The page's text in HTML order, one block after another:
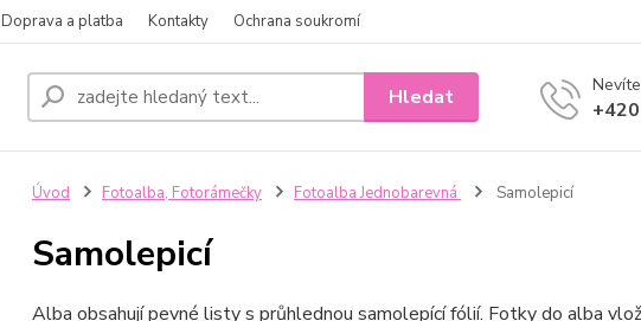
Doprava a platba Kontakty Ochrana soukromí
Hledat
Úvod Fotoalba, Fotorámečky Fotoalba Jednobarevná Samolepicí
Samolepicí
Alba obsahují pevné listy s průhlednou samolepící fólií. Fotky do alba